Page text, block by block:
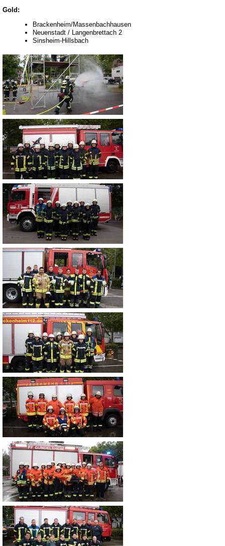
Gold:
Brackenheim/Massenbachhausen
Neuenstadt / Langenbrettach 2
Sinsheim-Hillsbach